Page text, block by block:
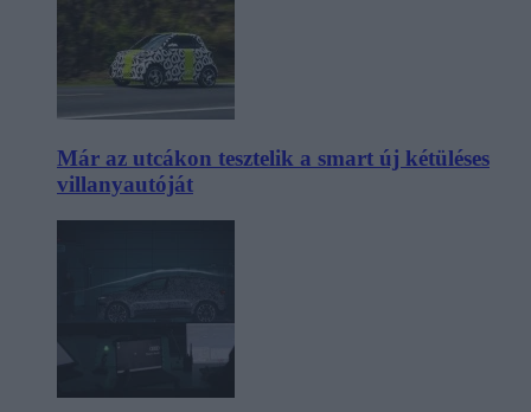
Már az utcákon tesztelik a smart új kétüléses
villanyautóját